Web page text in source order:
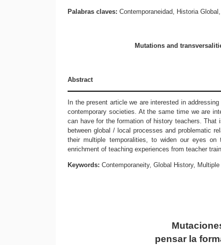
Palabras claves: Contemporaneidad, Historia
Mutations and
Abstract
In the present article we are interested in
contemporary societies. At the same time we are
can have for the formation of history teachers.
between global / local processes and problematic
their multiple temporalities, to widen our eyes
enrichment of teaching experiences from teacher
Keywords: Contemporaneity, Global History,
pensar la